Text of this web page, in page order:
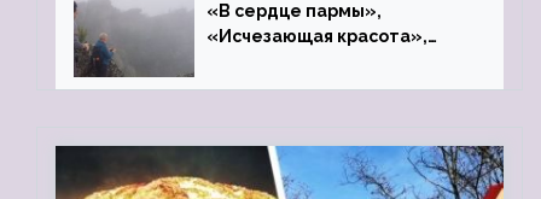
«В сердце пармы»,
«Исчезающая красота»,